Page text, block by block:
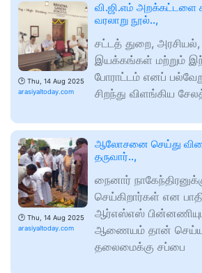
🕑 Thu, 14 Aug 2025
arasiyaltoday.com
வி.ஜி.எம் அறக்கட்டளை
வரலாறு நூல்..,
சட்டத் துறை, அரசியல்,
இயக்கங்கள் மற்றும்
போராட்டம் எனப்
சிறந்து விளங்கிய
🕑 Thu, 14 Aug 2025
arasiyaltoday.com
ஆலோசனை செய்து
தருவார்..,
நைனார்
செய்கிறார்கள் என
ஆர்எஸ்எஸ்
ஆணையம் தான்
தலைமைக்கு சப்பை